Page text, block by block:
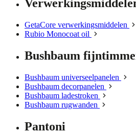
GetaCore verwerkingsmiddelen
Rubio Monocoat oil
Bushbaum
Bushbaum universeelpanelen
Bushbaum decorpanelen
Bushbaum ladestroken
Bushbaum rugwanden
Pantoni